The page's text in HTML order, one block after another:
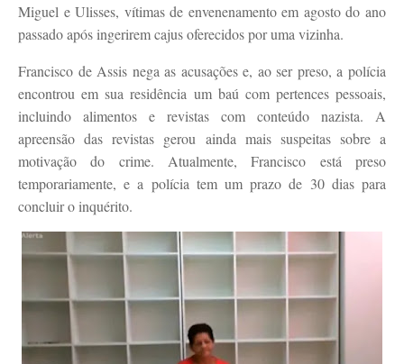
Miguel e Ulisses, vítimas de envenenamento em agosto do ano
passado após ingerirem cajus oferecidos por uma vizinha.
Francisco de Assis nega as acusações e, ao ser preso, a polícia
encontrou em sua residência um baú com pertences pessoais,
incluindo alimentos e revistas com conteúdo nazista. A
apreensão das revistas gerou ainda mais suspeitas sobre a
motivação do crime. Atualmente, Francisco está preso
temporariamente, e a polícia tem um prazo de 30 dias para
concluir o inquérito.